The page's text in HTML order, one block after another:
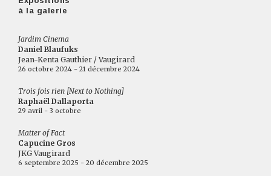
à la galerie
Jardim Cinema
Daniel Blaufuks
Jean-Kenta Gauthier / Vaugirard
26 octobre 2024 - 21 décembre 2024
Trois fois rien [Next to Nothing]
Raphaël Dallaporta
29 avril - 3 octobre
Matter of Fact
Capucine Gros
JKG Vaugirard
6 septembre 2025 - 20 décembre 2025